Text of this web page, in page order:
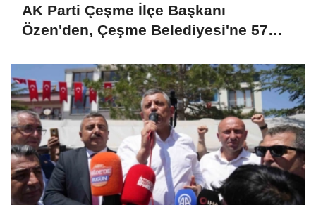
AK Parti Çeşme İlçe Başkanı
Özen'den, Çeşme Belediyesi'ne 57